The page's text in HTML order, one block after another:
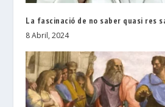
La fascinació de no saber quasi res
8 Abril, 2024